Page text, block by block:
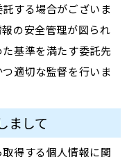
する場合がございま
の安全管理が図られ
基準を満たす委託先
適切な監督を行いま
まして
得する個人情報に関